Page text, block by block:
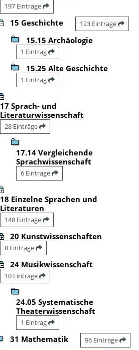
197 Einträge
15 Geschichte 123 Einträge
15.15 Archäologie
1 Eintrag
15.25 Alte Geschichte
1 Eintrag
17 Sprach- und
Literaturwissenschaft
28 Einträge
17.14 Vergleichende
Sprachwissenschaft
6 Einträge
18 Einzelne Sprachen und
Literaturen
148 Einträge
20 Kunstwissenschaften
8 Einträge
24 Musikwissenschaft
10 Einträge
24.05 Systematische
Theaterwissenschaft
1 Eintrag
31 Mathematik 96 Einträge